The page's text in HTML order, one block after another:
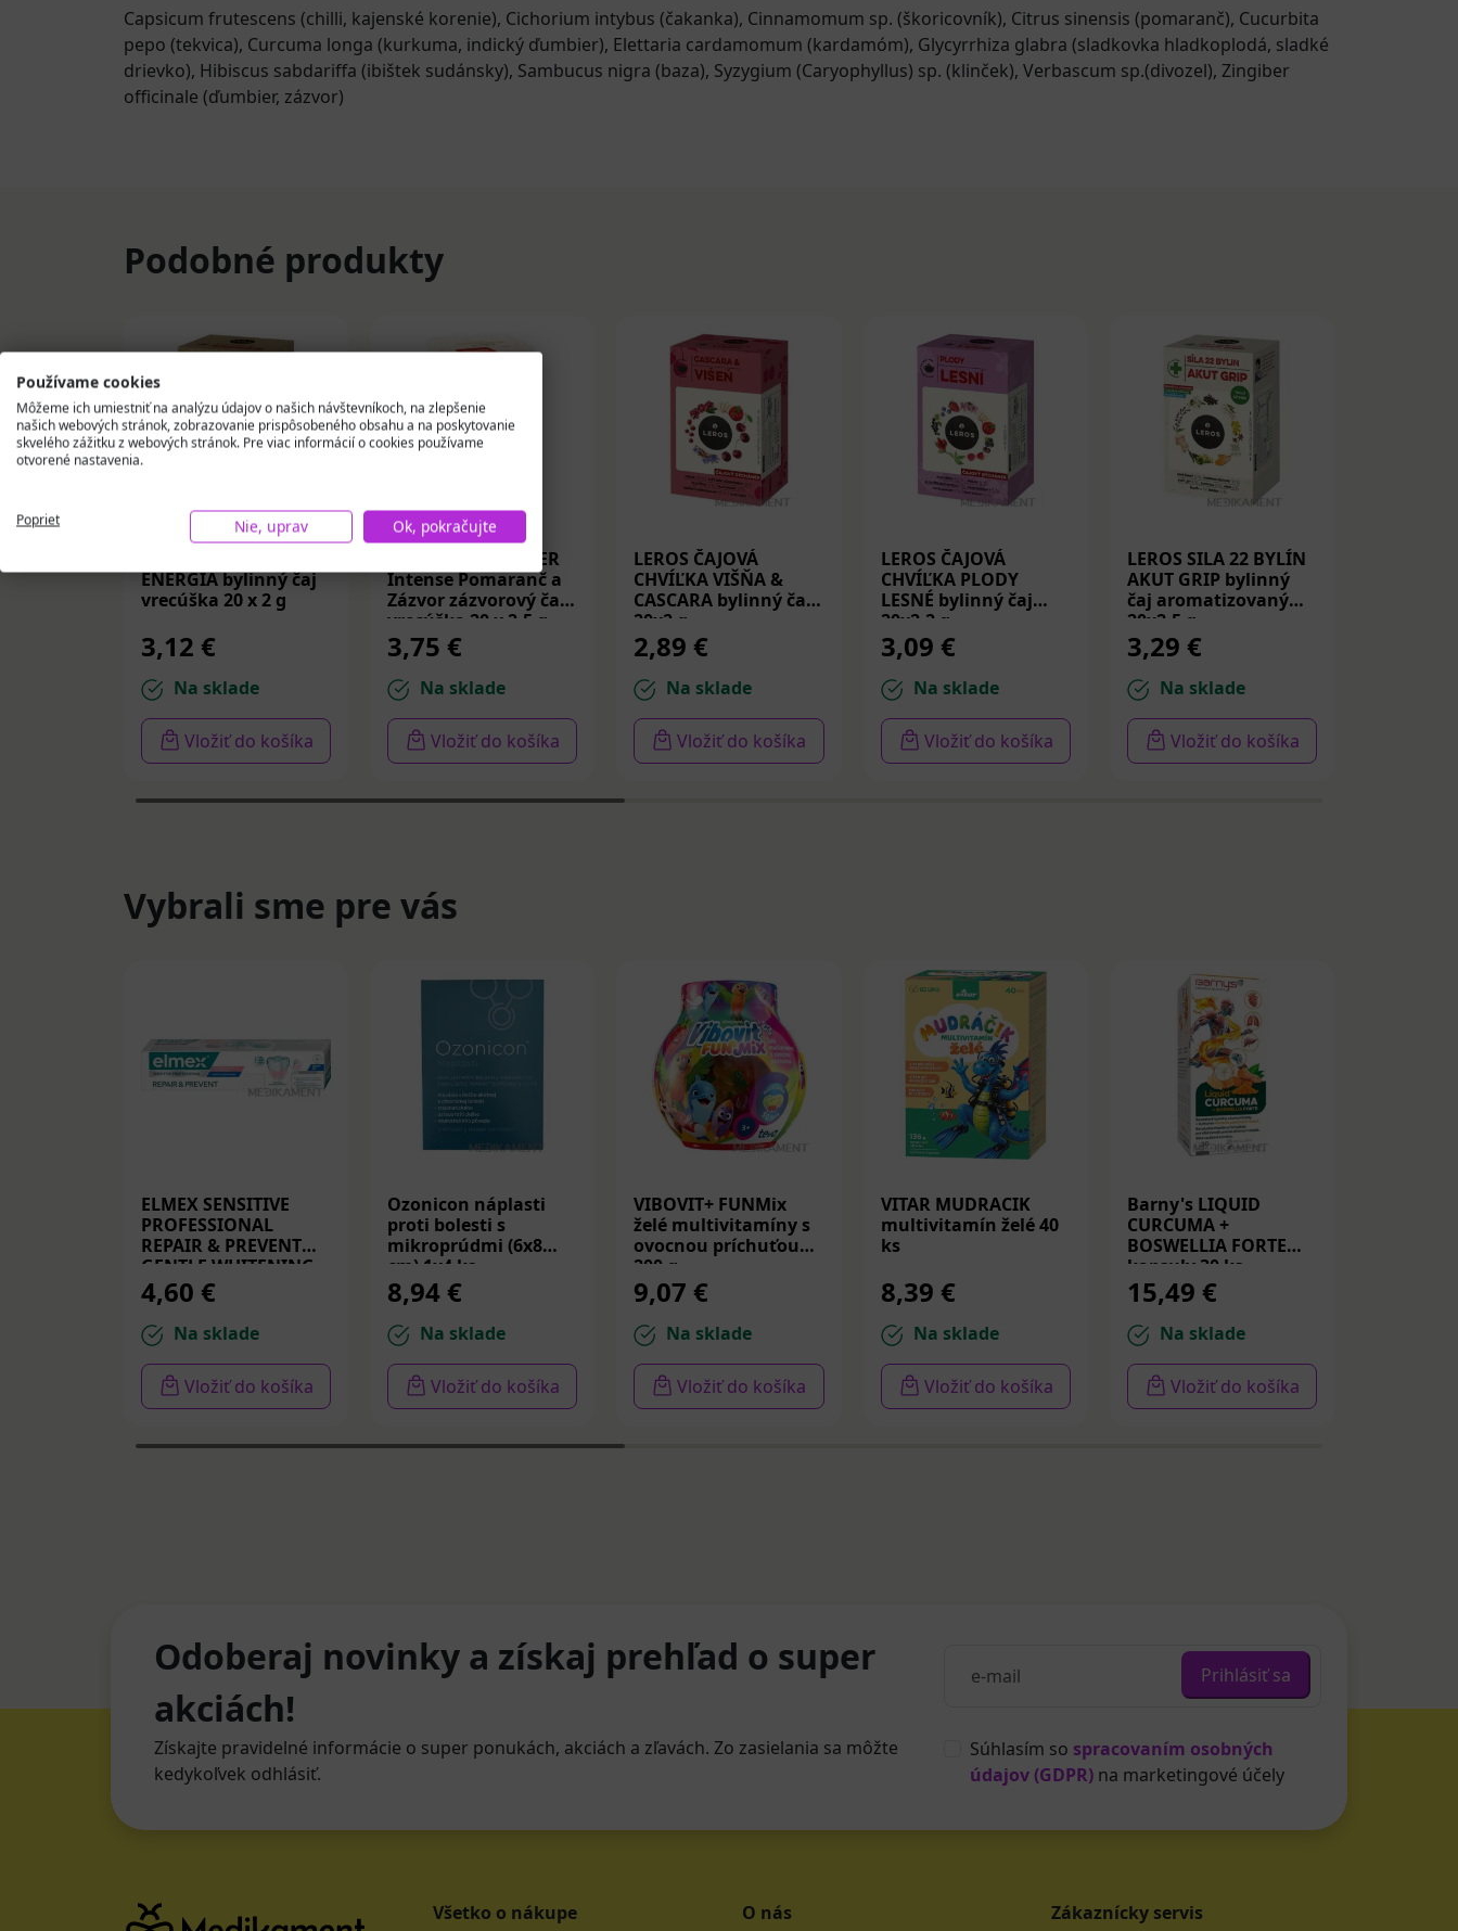
Capsicum frutescens (chilli, kajenské korenie), Cichorium intybus (čakanka), Cinnamomum sp. (škoricovník), Citrus sinensis (pomaranč), Cucurbita
pepo (tekvica), Curcuma longa (kurkuma, indický ďumbier), Elettaria cardamomum (kardamóm), Glycyrrhiza glabra (sladkovka hladkoplodá, sladké
drievko), Hibiscus sabdariffa (ibištek sudánsky), Sambucus nigra (baza), Syzygium (Caryophyllus) sp. (klinček), Verbascum sp.(divozel), Zingiber
officinale (ďumbier, zázvor)
Podobné produkty
ENERGIA bylinný čaj
vrecúška 20 x 2 g
3,12 €
Na sklade
Vložiť do košíka
APOTHEKE PREMIER
Intense Pomaranč a
Zázvor zázvorový čaj
vrecúška 20 x 2,5 g
3,75 €
Na sklade
Vložiť do košíka
LEROS ČAJOVÁ
CHVÍĽKA VIŠŇA &
CASCARA bylinný čaj
20x2 g
2,89 €
Na sklade
Vložiť do košíka
LEROS ČAJOVÁ
CHVÍĽKA PLODY
LESNÉ bylinný čaj
20x2,2 g
3,09 €
Na sklade
Vložiť do košíka
LEROS SILA 22 BYLÍN
AKUT GRIP bylinný
čaj aromatizovaný
20x2,5 g
3,29 €
Na sklade
Vložiť do košíka
Vybrali sme pre vás
ELMEX SENSITIVE
PROFESSIONAL
REPAIR & PREVENT
GENTLE WHITENING,
zubná pasta 75 ml
4,60 €
Na sklade
Vložiť do košíka
Ozonicon náplasti
proti bolesti s
mikroprúdmi (6x8
cm) 1x4 ks
8,94 €
Na sklade
Vložiť do košíka
VIBOVIT+ FUNMix
želé multivitamíny s
ovocnou príchuťou
200 g
9,07 €
Na sklade
Vložiť do košíka
VITAR MUDRACIK
multivitamín želé 40
ks
8,39 €
Na sklade
Vložiť do košíka
Barny's LIQUID
CURCUMA +
BOSWELLIA FORTE
kapsuly 30 ks
15,49 €
Na sklade
Vložiť do košíka
Odoberaj novinky a získaj prehľad o super
akciách!
Získajte pravidelné informácie o super ponukách, akciách a zľavách. Zo zasielania sa môžte
kedykoľvek odhlásiť.
Prihlásiť sa
Súhlasím so spracovaním osobných
údajov (GDPR) na marketingové účely
Všetko o nákupe O nás Zákaznícky servis
Používame cookies
Môžeme ich umiestniť na analýzu údajov o našich návštevníkoch, na zlepšenie
našich webových stránok, zobrazovanie prispôsobeného obsahu a na poskytovanie
skvelého zážitku z webových stránok. Pre viac informácií o cookies používame
otvorené nastavenia.
Poprieť Nie, uprav Ok, pokračujte